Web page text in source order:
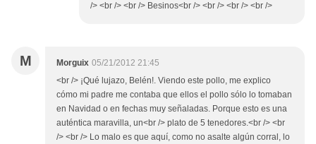
/> <br /> <br /> Besinos<br /> <br /> <br /> <br />
M Morguix 05/21/2012 21:45
<br /> ¡Qué lujazo, Belén!. Viendo este pollo, me explico
cómo mi padre me contaba que ellos el pollo sólo lo tomaban
en Navidad o en fechas muy señaladas. Porque esto es una
auténtica maravilla, un<br /> plato de 5 tenedores.<br /> <br
/> <br /> Lo malo es que aquí, como no asalte algún corral, lo